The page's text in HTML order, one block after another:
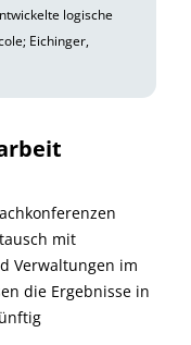
logische
Eichinger,
mit
Verwaltungen im
die Ergebnisse in